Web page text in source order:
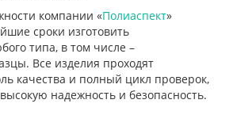
компании «Полиаспект»
сроки изготовить
типа, в том числе –
Все изделия проходят
качества и полный цикл проверок,
надежность и безопасность.